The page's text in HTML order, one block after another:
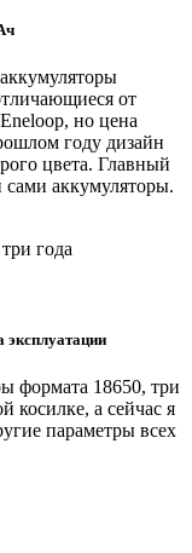
от
но цена
году дизайн
цвета. Главный
аккумуляторы.
эксплуатации
формата 18650, три
косилке, а сейчас я
параметры всех